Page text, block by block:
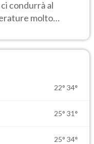
condurrà al
molto
22° 34°
25° 31°
25° 34°